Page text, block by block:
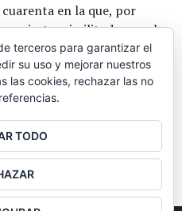
en la que, por
ciertas similitudes con la
que ha hecho que algunos
un visionario, con un
Orwell, ¿por qué le
BARRA
LATERAL
terceros para garantizar el
su uso y mejorar nuestros
las cookies, rechazar las no
TODO